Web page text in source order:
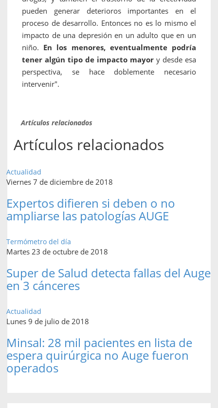
pueden generar deterioros importantes en el
proceso de desarrollo. Entonces no es lo mismo el
impacto de una depresión en un adulto que en un
niño. En los menores, eventualmente podría
tener algún tipo de impacto mayor y desde esa
perspectiva, se hace doblemente necesario
intervenir".
Artículos relacionados
Artículos relacionados
Actualidad
Viernes 7 de diciembre de 2018
Expertos difieren si deben o no
ampliarse las patologías AUGE
Termómetro del día
Martes 23 de octubre de 2018
Super de Salud detecta fallas del Auge
en 3 cánceres
Actualidad
Lunes 9 de julio de 2018
Minsal: 28 mil pacientes en lista de
espera quirúrgica no Auge fueron
operados